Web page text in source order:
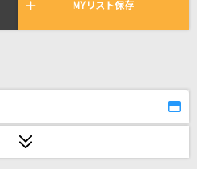
MYリスト保存